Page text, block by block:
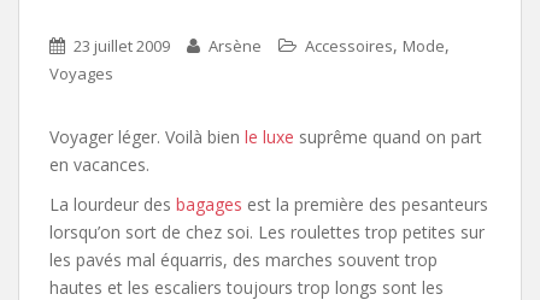
23 juillet 2009 Arsène Accessoires, Mode,
Voyages
Voyager léger. Voilà bien le luxe suprême quand on part
en vacances.
La lourdeur des bagages est la première des pesanteurs
lorsqu’on sort de chez soi. Les roulettes trop petites sur
les pavés mal équarris, des marches souvent trop
hautes et les escaliers toujours trop longs sont les